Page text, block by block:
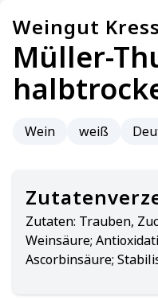
Weingut
Müller-
Wein weiß
Zutaten: Trauben,
Weinsäure;
Ascorbinsäure;